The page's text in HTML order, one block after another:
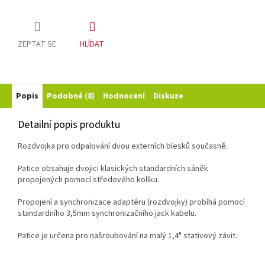
ZEPTAT SE HLÍDAT
Popis Podobné (8) Hodnocení Diskuze
Detailní popis produktu
Rozdvojka pro odpalování dvou externích blesků současně.
Patice obsahuje dvojici klasických standardních sáněk
propojených pomocí středového kolíku.
Propojení a synchronizace adaptéru (rozdvojky) probíhá pomocí
standardního 3,5mm synchronizačního jack kabelu.
Patice je určena pro našroubování na malý 1,4" stativový závit.